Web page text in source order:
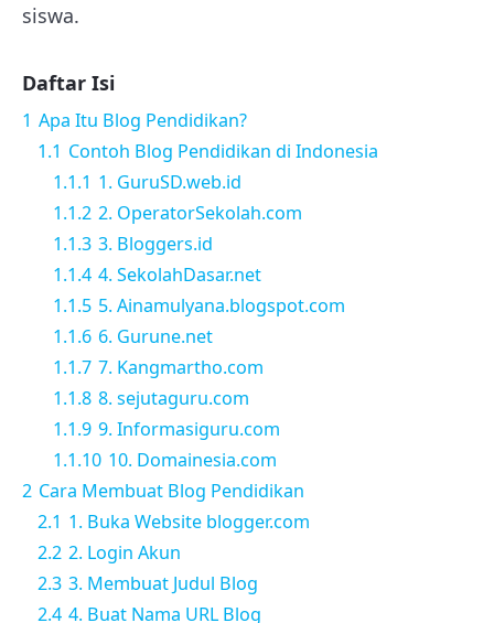
siswa.
Daftar Isi
1 Apa Itu Blog Pendidikan?
1.1 Contoh Blog Pendidikan di Indonesia
1.1.1 1. GuruSD.web.id
1.1.2 2. OperatorSekolah.com
1.1.3 3. Bloggers.id
1.1.4 4. SekolahDasar.net
1.1.5 5. Ainamulyana.blogspot.com
1.1.6 6. Gurune.net
1.1.7 7. Kangmartho.com
1.1.8 8. sejutaguru.com
1.1.9 9. Informasiguru.com
1.1.10 10. Domainesia.com
2 Cara Membuat Blog Pendidikan
2.1 1. Buka Website blogger.com
2.2 2. Login Akun
2.3 3. Membuat Judul Blog
2.4 4. Buat Nama URL Blog